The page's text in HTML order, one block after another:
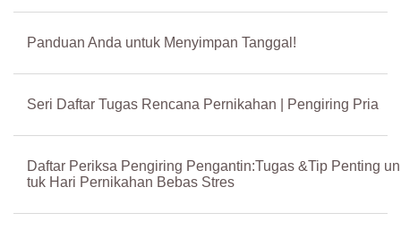
Panduan Anda untuk Menyimpan Tanggal!
Seri Daftar Tugas Rencana Pernikahan | Pengiring Pria
Daftar Periksa Pengiring Pengantin:Tugas &Tip Penting un
tuk Hari Pernikahan Bebas Stres